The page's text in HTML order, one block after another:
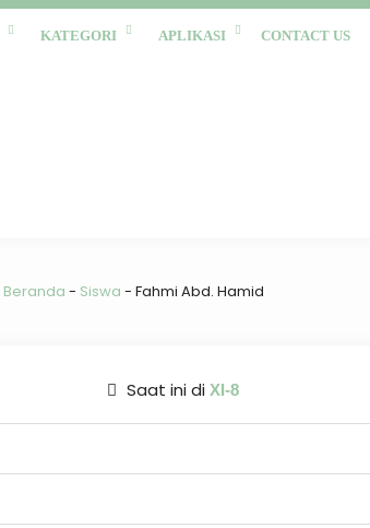
KATEGORI APLIKASI CONTACT US
Beranda - Siswa - Fahmi Abd. Hamid
Saat ini di XI-8